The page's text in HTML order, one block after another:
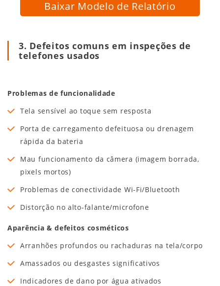
Baixar Modelo de Relatório
3. Defeitos comuns em inspeções de
telefones usados
Problemas de funcionalidade
Tela sensível ao toque sem resposta
Porta de carregamento defeituosa ou drenagem
rápida da bateria
Mau funcionamento da câmera (imagem borrada,
pixels mortos)
Problemas de conectividade Wi-Fi/Bluetooth
Distorção no alto-falante/microfone
Aparência & defeitos cosméticos
Arranhões profundos ou rachaduras na tela/corpo
Amassados ou desgastes significativos
Indicadores de dano por água ativados